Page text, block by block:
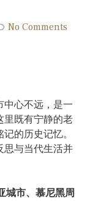
No Comments
中心不远，是一
里既有宁静的老
的历史记忆。
思与当代生活并
城市、慕尼黑周